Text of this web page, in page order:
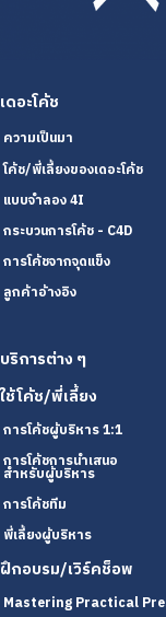
เดอะโค้ช
ความเป็นมา
โค้ช/พี่เลี้ยงของเดอะโค้ช
แบบจำลอง 4I
กระบวนการโค้ช - C4D
การโค้ชจากจุดแข็ง
ลูกค้าอ้างอิง
บริการต่าง ๆ
ใช้โค้ช/พี่เลี้ยง
การโค้ชผู้บริหาร 1:1
การโค้ชการนำเสนอ
สำหรับผู้บริหาร
การโค้ชทีม
พี่เลี้ยงผู้บริหาร
ฝึกอบรม/เวิร์คช็อพ
Mastering Practical